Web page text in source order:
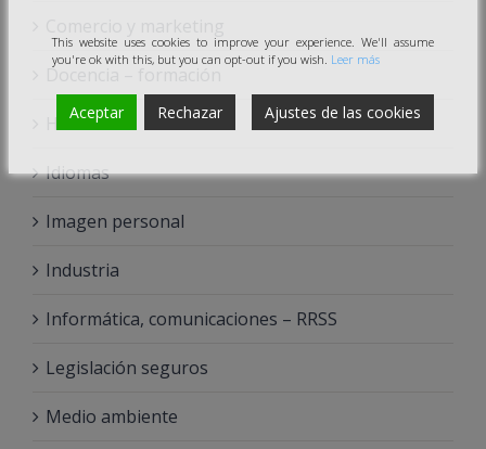
Docencia – formación
Hostelería
Idiomas
Imagen personal
Industria
Informática, comunicaciones – RRSS
Legislación seguros
Medio ambiente
This website uses cookies to improve your experience. We'll assume
you're ok with this, but you can opt-out if you wish. Leer más
Aceptar Rechazar Ajustes de las cookies